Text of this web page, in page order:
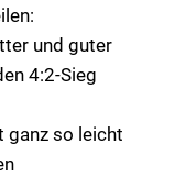
und guter
4:2-Sieg
ganz so leicht